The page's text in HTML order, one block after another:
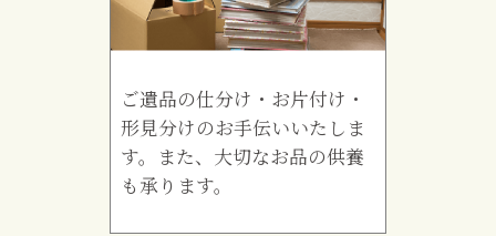
ご遺品の仕分け・お片付け・
形見分けのお手伝いいたしま
す。また、大切なお品の供養
も承ります。